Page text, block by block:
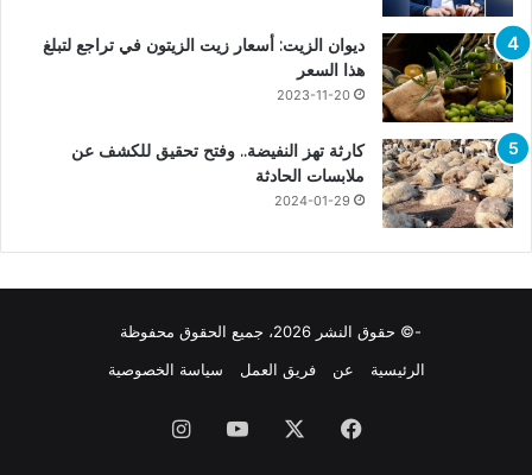
ديوان الزيت: أسعار زيت الزيتون في تراجع لتبلغ
هذا السعر
2023-11-20
كارثة تهز النفيضة.. وفتح تحقيق للكشف عن
ملابسات الحادثة
2024-01-29
-© حقوق النشر 2026، جميع الحقوق محفوظة
الرئيسية
عن فريق العمل سياسة الخصوصية
فيسبوك يوتيوبانستقرام